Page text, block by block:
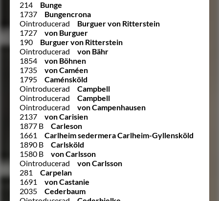
214
Bunge
1737
Bungencrona
Ointroducerad
Burguer von Ritterstein
1727
von Burguer
190
Burguer von Ritterstein
Ointroducerad
von Bähr
1854
von Böhnen
1735
von Caméen
1795
Caménsköld
Ointroducerad
Campbell
Ointroducerad
Campbell
Ointroducerad
von Campenhausen
2137
von Carisien
1877 B
Carleson
1661
Carlheim sedermera Carlheim-Gyllensköld
1890 B
Carlsköld
1580 B
von Carlsson
Ointroducerad
von Carlsson
281
Carpelan
1691
von Castanie
2035
Cederbaum